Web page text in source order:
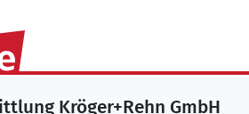
Kröger+Rehn GmbH